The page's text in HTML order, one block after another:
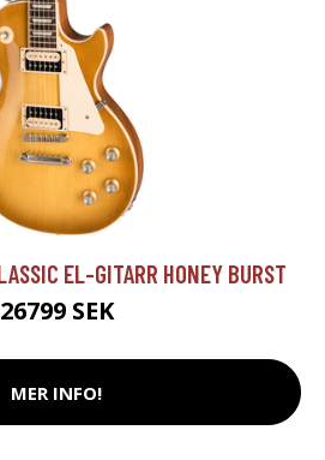
EL-GITARR HONEY BURST
26799 SEK
MER INFO!